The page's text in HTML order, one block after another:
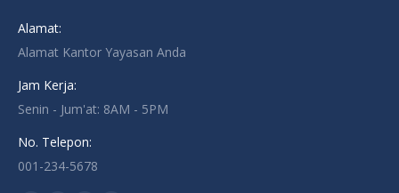
Alamat:
Alamat Kantor Yayasan Anda
Jam Kerja:
Senin - Jum'at: 8AM - 5PM
No. Telepon:
001-234-5678